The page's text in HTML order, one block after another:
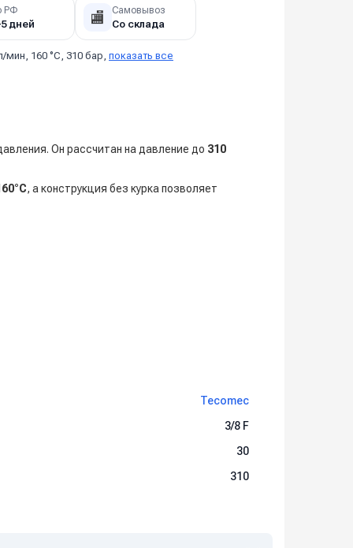
РФ
дней 🏬 Самовывоз
Со склада
мин, 160 °C, 310 бар, показать все
Он рассчитан на давление до 310
, а конструкция без курка позволяет
Tecomec
3/8 F
30
310